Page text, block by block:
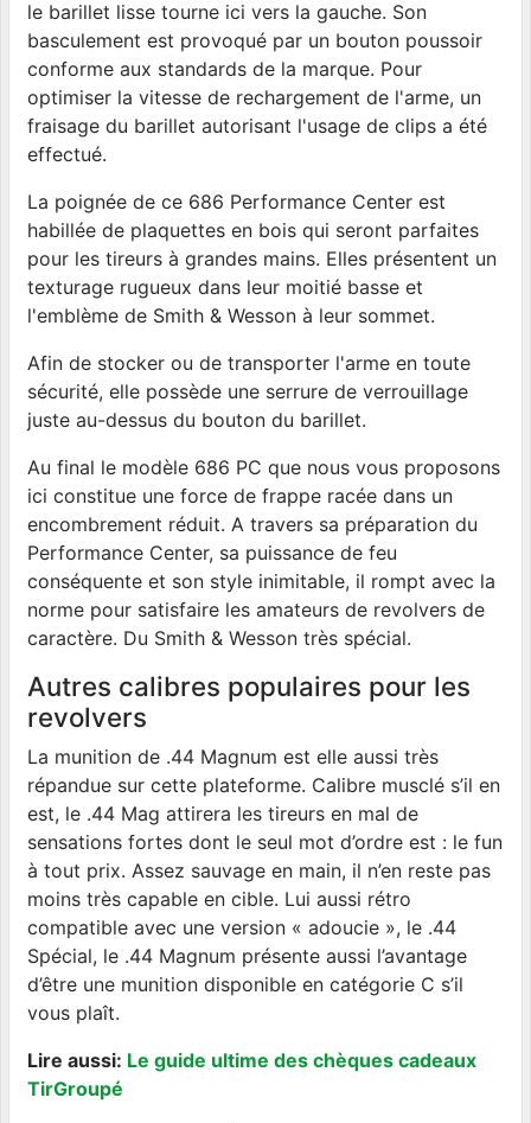
le barillet lisse tourne ici vers la gauche. Son
basculement est provoqué par un bouton poussoir
conforme aux standards de la marque. Pour
optimiser la vitesse de rechargement de l'arme, un
fraisage du barillet autorisant l'usage de clips a été
effectué.
La poignée de ce 686 Performance Center est
habillée de plaquettes en bois qui seront parfaites
pour les tireurs à grandes mains. Elles présentent un
texturage rugueux dans leur moitié basse et
l'emblème de Smith & Wesson à leur sommet.
Afin de stocker ou de transporter l'arme en toute
sécurité, elle possède une serrure de verrouillage
juste au-dessus du bouton du barillet.
Au final le modèle 686 PC que nous vous proposons
ici constitue une force de frappe racée dans un
encombrement réduit. A travers sa préparation du
Performance Center, sa puissance de feu
conséquente et son style inimitable, il rompt avec la
norme pour satisfaire les amateurs de revolvers de
caractère. Du Smith & Wesson très spécial.
Autres calibres populaires pour les
revolvers
La munition de .44 Magnum est elle aussi très
répandue sur cette plateforme. Calibre musclé s’il en
est, le .44 Mag attirera les tireurs en mal de
sensations fortes dont le seul mot d’ordre est : le fun
à tout prix. Assez sauvage en main, il n’en reste pas
moins très capable en cible. Lui aussi rétro
compatible avec une version « adoucie », le .44
Spécial, le .44 Magnum présente aussi l’avantage
d’être une munition disponible en catégorie C s’il
vous plaît.
Lire aussi: Le guide ultime des chèques cadeaux
TirGroupé